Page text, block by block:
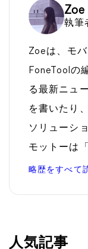
Zoe
執筆
Zoeは、モ
FoneToolの
る最新ニュ
を書いたり
ソリューシ
モットーは
略歴をすべて
人気記事